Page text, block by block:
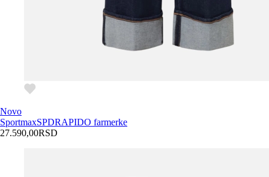
Novo
SportmaxSPDRAPIDO farmerke
27.590,00RSD